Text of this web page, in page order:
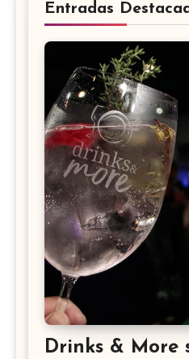
Entradas
Drinks & More